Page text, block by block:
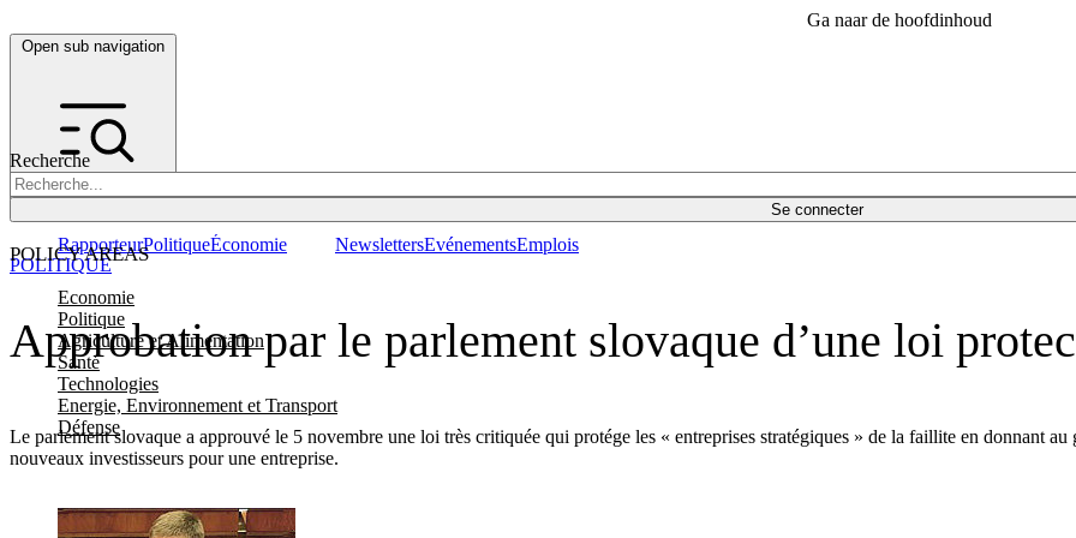
Ga naar de hoofdinhoud
Open sub navigation
Recherche
Se connecter
POLICY AREAS
Economie
Politique
Agriculture et Alimentation
Santé
Technologies
Energie, Environnement et Transport
Défense
RapporteurPolitiqueÉconomie NewslettersEvénementsEmplois
Approbation par le parlement slovaque d’une loi
Le parlement slovaque a approuvé le 5 novembre une loi très critiquée qui protége les « entreprises stratégiques » de la faillite en donnant
nouveaux investisseurs pour une entreprise.
POLITIQUE